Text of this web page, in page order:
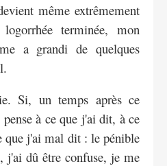
même extrêmement
terminée, mon
a grandi de quelques
Si, un temps après ce
à ce que j'ai dit, à ce
que j'ai mal dit : le pénible
j'ai dû être confuse, je me